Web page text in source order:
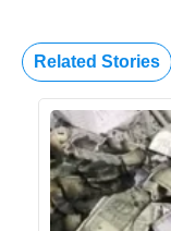
Related Stories